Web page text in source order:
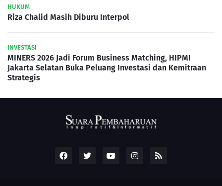
HUKUM
Riza Chalid Masih Diburu Interpol
INVESTASI
MINERS 2026 Jadi Forum Business Matching, HIPMI
Jakarta Selatan Buka Peluang Investasi dan Kemitraan
Strategis